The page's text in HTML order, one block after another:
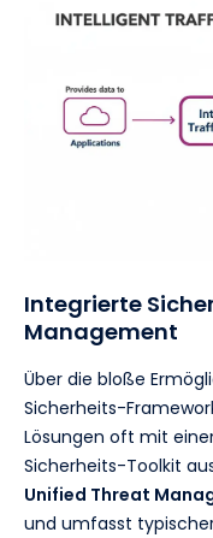
Integrierte
Management
Über die bloße
Sicherheits-
Lösungen oft mit
Sicherheits-Toolkit
Unified Threat
und umfasst